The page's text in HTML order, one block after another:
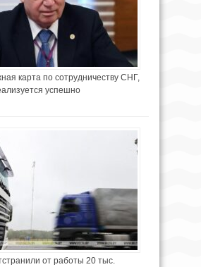
карта по сотрудничеству СНГ,
успешно
от работы 20 тыс.